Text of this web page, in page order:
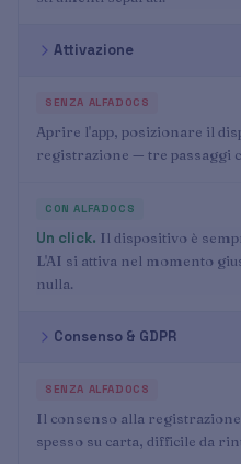
Attivazione
Aprire l'app, posizionare il
registrazione — tre passaggi
Un click. Il dispositivo è
L'AI si attiva nel momento
nulla.
Consenso & GDPR
Il consenso alla
spesso su carta, difficile da